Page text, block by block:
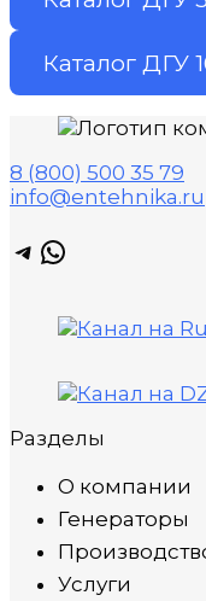
Каталог ДГУ
8 (800) 500 35 79
info@entehnika.ru
Telegram
WhatsApp
Разделы
О компании
Генераторы
Услуги